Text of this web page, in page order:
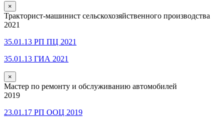
×
Тракторист-машинист сельскохозяйственного производства
2021
35.01.13 РП ПЦ 2021
35.01.13 ГИА 2021
×
Мастер по ремонту и обслуживанию автомобилей
2019
23.01.17 РП ООЦ 2019